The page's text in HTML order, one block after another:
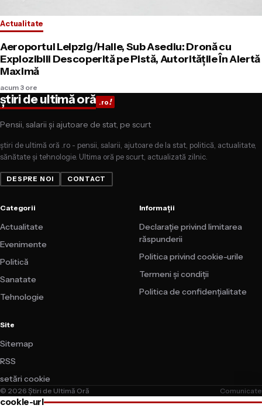
Actualitate
Aeroportul Leipzig/Halle, Sub Asediu: Dronă cu
Explozibili Descoperită pe Pistă, Autoritățile În Alertă
Maximă
acum 3 ore
știri de ultimă oră .ro!
Pensii, salarii și ajutoare de stat, pe scurt
știri de ultimă oră .ro - pensii, salarii, ajutoare de la stat, politică, actualitate,
sănătate și tehnologie. Ultima oră pe scurt, actualizată zilnic.
DESPRE NOI CONTACT
Categorii
Actualitate
Evenimente
Politică
Sanatate
Tehnologie
Informații
Declarație privind limitarea
răspunderii
Politica privind cookie-urile
Termeni și condiții
Politica de confidențialitate
Site
Sitemap
RSS
setări cookie
© 2026 Știri de Ultimă Oră Comunicate
cookie-uri